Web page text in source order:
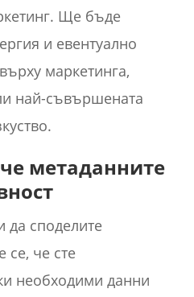
Ще бъде
и евентуално
маркетинга,
най-съвършената
метаданните
да споделите
се, че сте
необходими данни